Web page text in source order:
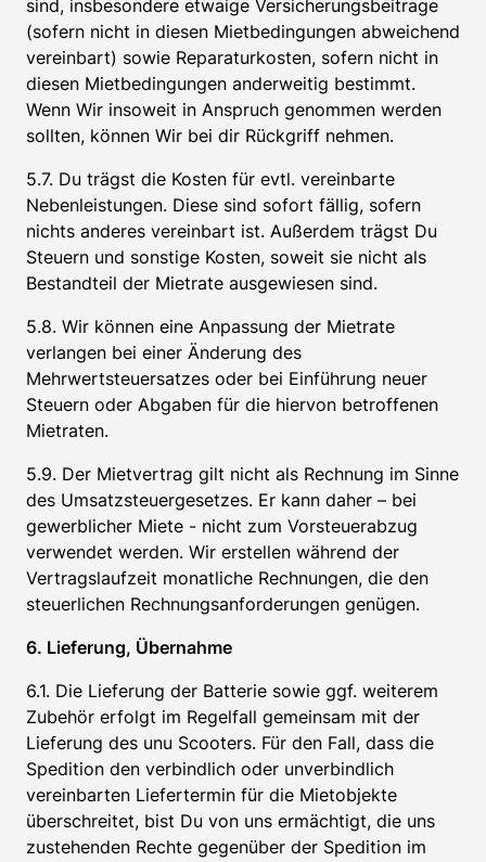
sind, insbesondere etwaige Versicherungsbeitrage
(sofern nicht in diesen Mietbedingungen abweichend
vereinbart) sowie Reparaturkosten, sofern nicht in
diesen Mietbedingungen anderweitig bestimmt.
Wenn Wir insoweit in Anspruch genommen werden
sollten, können Wir bei dir Rückgriff nehmen.
5.7. Du trägst die Kosten für evtl. vereinbarte
Nebenleistungen. Diese sind sofort fällig, sofern
nichts anderes vereinbart ist. Außerdem trägst Du
Steuern und sonstige Kosten, soweit sie nicht als
Bestandteil der Mietrate ausgewiesen sind.
5.8. Wir können eine Anpassung der Mietrate
verlangen bei einer Änderung des
Mehrwertsteuersatzes oder bei Einführung neuer
Steuern oder Abgaben für die hiervon betroffenen
Mietraten.
5.9. Der Mietvertrag gilt nicht als Rechnung im Sinne
des Umsatzsteuergesetzes. Er kann daher – bei
gewerblicher Miete - nicht zum Vorsteuerabzug
verwendet werden. Wir erstellen während der
Vertragslaufzeit monatliche Rechnungen, die den
steuerlichen Rechnungsanforderungen genügen.
6. Lieferung, Übernahme
6.1. Die Lieferung der Batterie sowie ggf. weiterem
Zubehör erfolgt im Regelfall gemeinsam mit der
Lieferung des unu Scooters. Für den Fall, dass die
Spedition den verbindlich oder unverbindlich
vereinbarten Liefertermin für die Mietobjekte
überschreitet, bist Du von uns ermächtigt, die uns
zustehenden Rechte gegenüber der Spedition im